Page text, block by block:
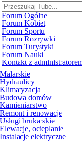
Forum Ogólne
Forum Kobiet
Forum Sportu
Forum Rozrywki
Forum Turystyki
Forum Nauki
Kontakt z
Malarskie
Hydraulicy
Klimatyzacja
Budowa domów
Kamieniarstwo
Remont i renowacje
Usługi brukarskie
Elewacje, ocieplanie
Instalacje elektryczne